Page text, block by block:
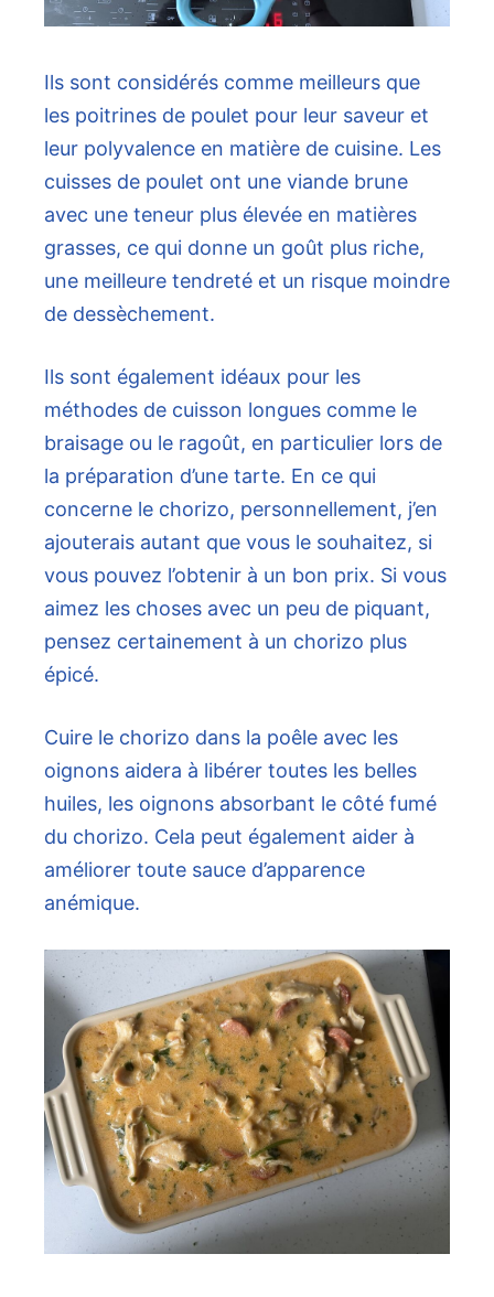
Ils sont considérés comme meilleurs que
les poitrines de poulet pour leur saveur et
leur polyvalence en matière de cuisine. Les
cuisses de poulet ont une viande brune
avec une teneur plus élevée en matières
grasses, ce qui donne un goût plus riche,
une meilleure tendreté et un risque moindre
de dessèchement.
Ils sont également idéaux pour les
méthodes de cuisson longues comme le
braisage ou le ragoût, en particulier lors de
la préparation d’une tarte. En ce qui
concerne le chorizo, personnellement, j’en
ajouterais autant que vous le souhaitez, si
vous pouvez l’obtenir à un bon prix. Si vous
aimez les choses avec un peu de piquant,
pensez certainement à un chorizo ​​plus
épicé.
Cuire le chorizo ​​dans la poêle avec les
oignons aidera à libérer toutes les belles
huiles, les oignons absorbant le côté fumé
du chorizo. Cela peut également aider à
améliorer toute sauce d’apparence
anémique.